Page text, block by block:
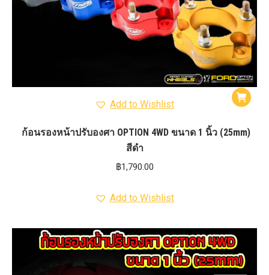
Add to Wishlist
ก้อนรองหน้าปรับองศา OPTION 4WD ขนาด 1 นิ้ว (25mm)
สีดำ
฿1,790.00
Add to Wishlist